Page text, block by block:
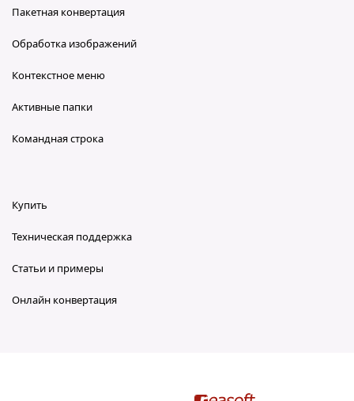
Пакетная конвертация
Обработка изображений
Контекстное меню
Активные папки
Командная строка
Купить
Техническая поддержка
Статьи и примеры
Онлайн конвертация